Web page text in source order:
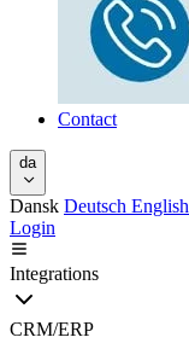
Contact
da
Dansk Deutsch English
Login
Integrations
CRM/ERP